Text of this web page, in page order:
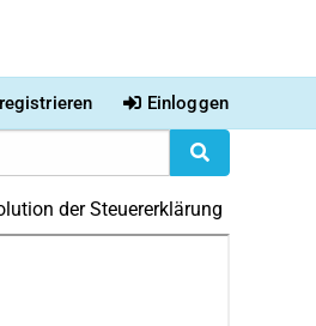
Einloggen
der Steuererklärung